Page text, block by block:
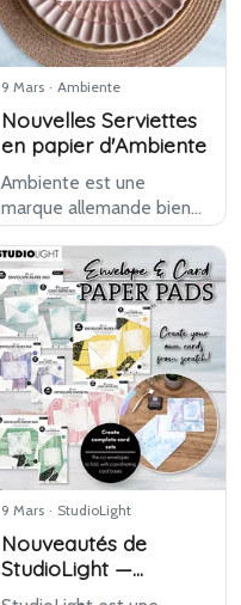
9 Mars · Ambiente
Nouvelles Serviettes
en papier d'Ambiente
Ambiente est une
marque allemande bien
connue, appréciée
depuis de nombreuses
années pour ses
serviettes en papier
décoratives de haute
qualité. Pour la nouvelle
saison, Ambient…
9 Mars · StudioLight
Nouveautés de
StudioLight —
Envelope & Card